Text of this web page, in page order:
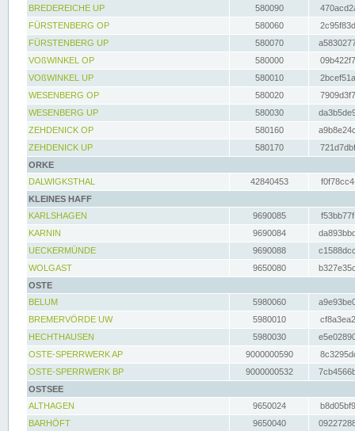
BREDEREICHE UP
580090
FÜRSTENBERG OP
580060
FÜRSTENBERG UP
580070
VOßWINKEL OP
580000
VOßWINKEL UP
580010
WESENBERG OP
580020
WESENBERG UP
580030
ZEHDENICK OP
580160
ZEHDENICK UP
580170
ORKE
DALWIGKSTHAL
42840453
KLEINES HAFF
KARLSHAGEN
9690085
KARNIN
9690084
UECKERMÜNDE
9690088
WOLGAST
9650080
OSTE
BELUM
5980060
BREMERVÖRDE UW
5980010
HECHTHAUSEN
5980030
OSTE-SPERRWERK AP
9000000590
OSTE-SPERRWERK BP
9000000532
OSTSEE
ALTHAGEN
9650024
BARHÖFT
9650040